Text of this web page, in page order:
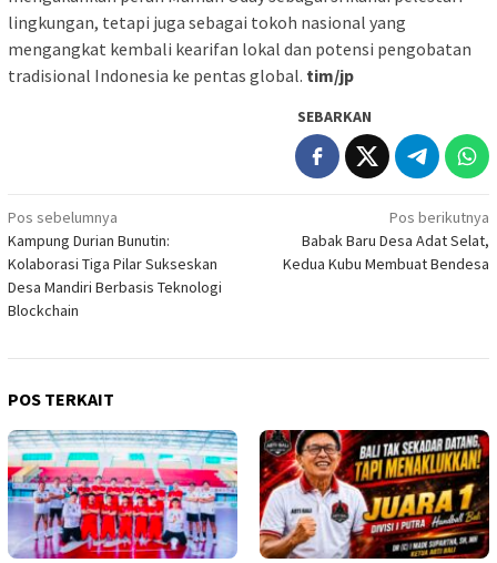
lingkungan, tetapi juga sebagai tokoh nasional yang
mengangkat kembali kearifan lokal dan potensi pengobatan
tradisional Indonesia ke pentas global. tim/jp
SEBARKAN
Navigasi
pos
Pos sebelumnya
Kampung Durian Bunutin:
Kolaborasi Tiga Pilar Sukseskan
Desa Mandiri Berbasis Teknologi
Blockchain
Pos berikutnya
Babak Baru Desa Adat Selat,
Kedua Kubu Membuat Bendesa
POS TERKAIT